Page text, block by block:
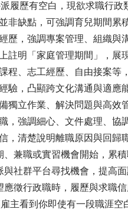
履歷有空白，現欲求職行政
非缺點，可強調育兒期間累
歷，強調專案管理、組織與
註明「家庭管理期間」，展
程、志工經歷、自由接案等
驗，凸顯跨文化溝通與適應
獨立作業、解決問題與高效
，強調細心、文件處理、協
，清楚說明離職原因與回歸
、兼職或實習機會開始，累積
與社群平台尋找機會，提高面
應徵行政職時，履歷與求職
主看到你即使有一段職涯空